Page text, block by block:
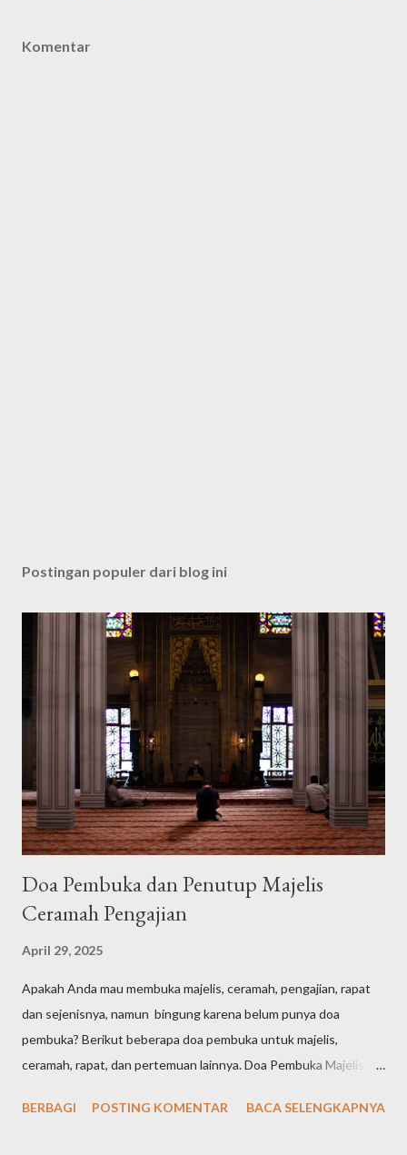
Komentar
Postingan populer dari blog ini
Doa Pembuka dan Penutup Majelis
Ceramah Pengajian
April 29, 2025
Apakah Anda mau membuka majelis, ceramah, pengajian, rapat
dan sejenisnya, namun bingung karena belum punya doa
pembuka? Berikut beberapa doa pembuka untuk majelis,
ceramah, rapat, dan pertemuan lainnya. Doa Pembuka Majelis
latin: "Alḥamdu lillāhil-lażī hadānā lihāżā, wa mā kunnā
BERBAGI POSTING KOMENTAR BACA SELENGKAPNYA